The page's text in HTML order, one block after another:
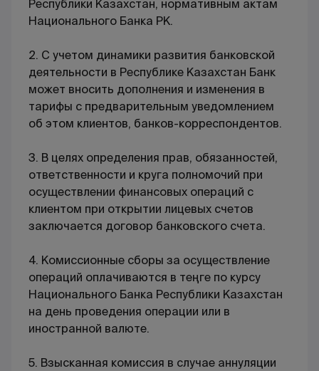
Республики Казахстан, нормативным актам
Национального Банка РК.
2. С учетом динамики развития банковской
деятельности в Республике Казахстан Банк
может вносить дополнения и изменения в
тарифы с предварительным уведомлением
об этом клиентов, банков-корреспондентов.
3. В целях определения прав, обязанностей,
ответственности и круга полномочий при
осуществлении финансовых операций с
клиентом при открытии лицевых счетов
заключается договор банковского счета.
4. Комиссионные сборы за осуществление
операций оплачиваются в теңге по курсу
Национального Банка Республики Казахстан
на день проведения операции или в
иностранной валюте.
5. Взысканная комиссия в случае аннуляции